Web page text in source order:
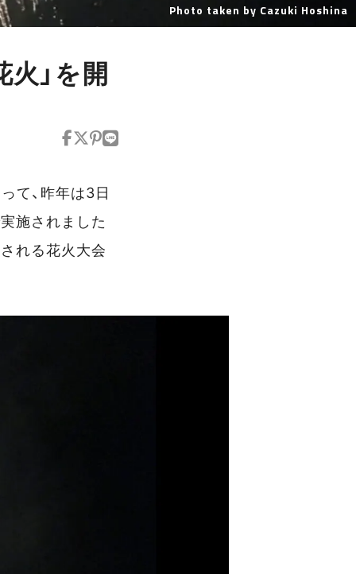
Photo taken by Cazuki Hoshina
」を開
て、昨年は3日
施されました
れる花火大会